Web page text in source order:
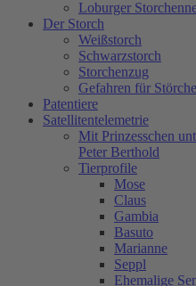
Loburger
Der Storch
Weißstorch
Schwarzstorch
Storchenzug
Gefahren für Störche
Patentiere
Satellitentelemetrie
Mit Prinzesschen
Peter Berthold
Tierprofile
Mose
Claus
Gambia
Basuto
Marianne
Seppl
Ehemalige